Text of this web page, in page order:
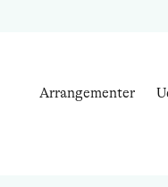
Arrangementer